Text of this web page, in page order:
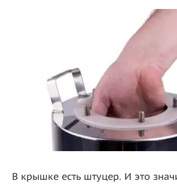
В крышке есть штуцер. И это